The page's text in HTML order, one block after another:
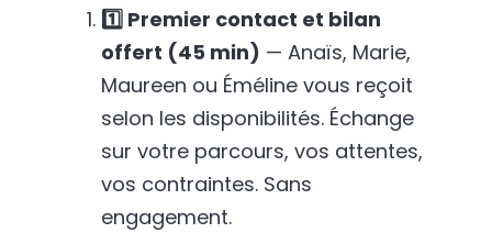
1️⃣ Premier contact et bilan
offert (45 min) — Anaïs, Marie,
Maureen ou Éméline vous reçoit
selon les disponibilités. Échange
sur votre parcours, vos attentes,
vos contraintes. Sans
engagement.